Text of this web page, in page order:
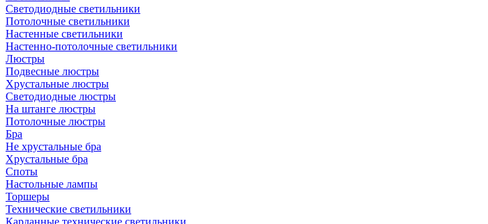
Светодиодные светильники
Потолочные светильники
Настенные светильники
Настенно-потолочные светильники
Люстры
Подвесные люстры
Хрустальные люстры
Светодиодные люстры
На штанге люстры
Потолочные люстры
Бра
Не хрустальные бра
Хрустальные бра
Споты
Настольные лампы
Торшеры
Технические светильники
Карданные технические светильники